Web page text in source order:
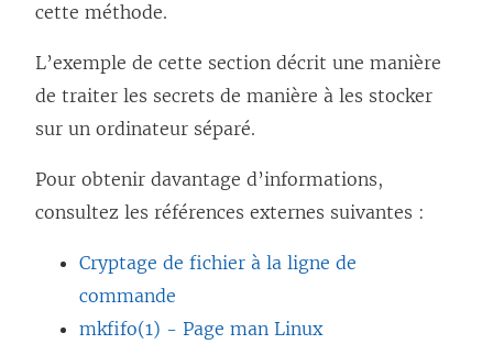
cette méthode.
L’exemple de cette section décrit une manière
de traiter les secrets de manière à les stocker
sur un ordinateur séparé.
Pour obtenir davantage d’informations,
consultez les références externes suivantes :
Cryptage de fichier à la ligne de
commande
mkfifo(1) - Page man Linux